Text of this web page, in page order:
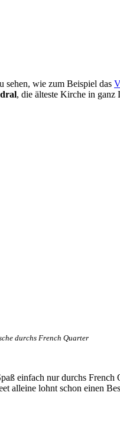
sehen, wie zum Beispiel das
, die älteste Kirche in ganz
durchs French Quarter
einfach nur durchs French
alleine lohnt schon einen